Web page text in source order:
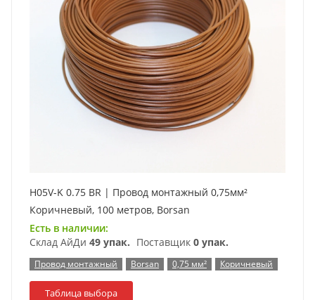
H05V-K 0.75 BR | Провод монтажный 0,75мм²
Коричневый, 100 метров, Borsan
Есть в наличии:
Склад АйДи 49 упак. Поставщик 0 упак.
Провод монтажный Borsan 0,75 мм² Коричневый
Таблица выбора